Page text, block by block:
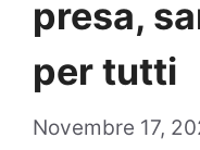
presa,
per tutti
Novembre 17,